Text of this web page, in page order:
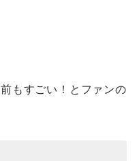
もすごい！とファンの